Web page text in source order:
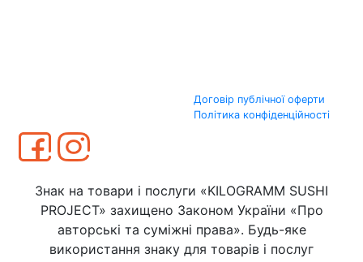
Договір публічної оферти
Політика конфіденційності
Знак на товари і послуги «KILOGRAMM SUSHI
PROJECT» захищено Законом України «Про
авторські та суміжні права». Будь-яке
використання знаку для товарів і послуг